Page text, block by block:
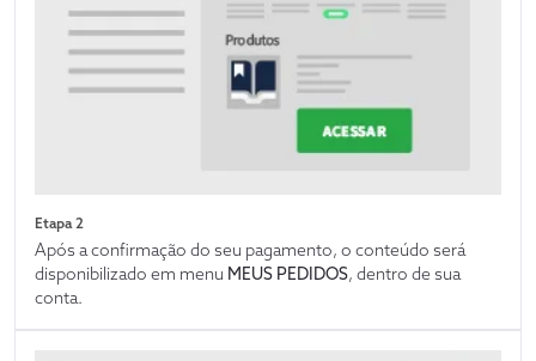
Etapa 2
Após a confirmação do seu pagamento, o conteúdo será
disponibilizado em menu MEUS PEDIDOS, dentro de sua
conta.